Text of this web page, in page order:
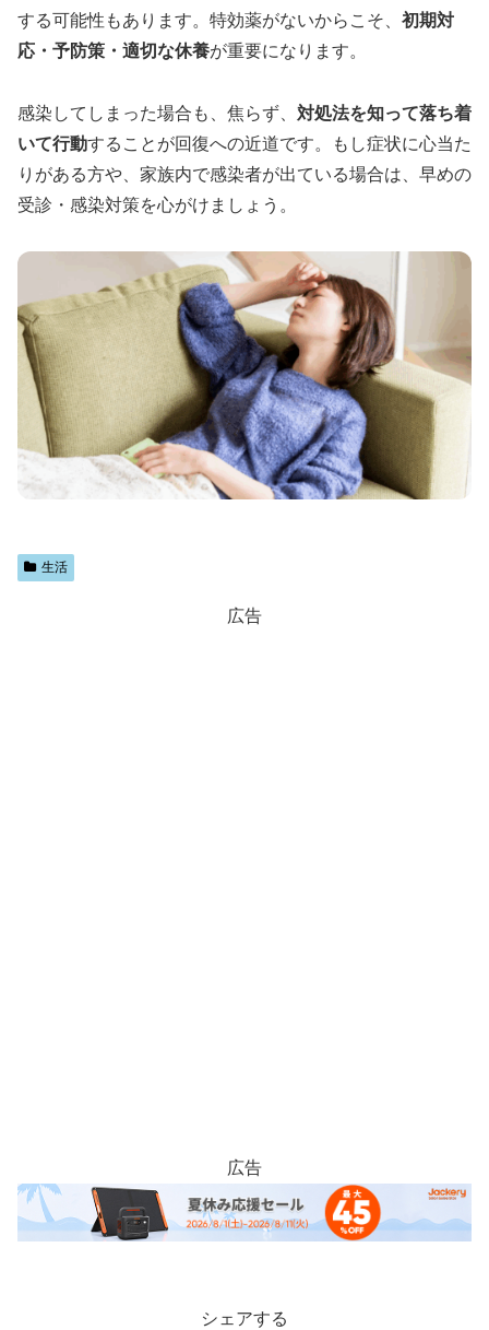
する可能性もあります。特効薬がないからこそ、 初期対
応・予防策・適切な休養が重要になります。
感染してしまった場合も、焦らず、 対処法を知って落ち着
いて行動することが回復への近道です。もし症状に心当た
りがある方や、家族内で感染者が出ている場合は、早めの
受診・感染対策を心がけましょう。
生活
広告
広告
シェアする